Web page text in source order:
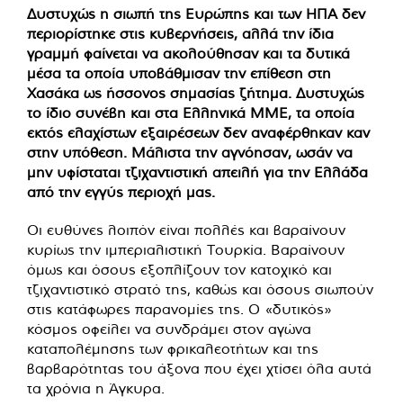
Δυστυχώς η σιωπή της Ευρώπης και των ΗΠΑ δεν
περιορίστηκε στις κυβερνήσεις, αλλά την ίδια
γραμμή φαίνεται να ακολούθησαν και τα δυτικά
μέσα τα οποία υποβάθμισαν την επίθεση στη
Χασάκα ως ήσσονος σημασίας ζήτημα. Δυστυχώς
το ίδιο συνέβη και στα Ελληνικά ΜΜΕ, τα οποία
εκτός ελαχίστων εξαιρέσεων δεν αναφέρθηκαν καν
στην υπόθεση. Μάλιστα την αγνόησαν, ωσάν να
μην υφίσταται τζιχαντιστική απειλή για την Ελλάδα
από την εγγύς περιοχή μας.
Οι ευθύνες λοιπόν είναι πολλές και βαραίνουν
κυρίως την ιμπεριαλιστική Τουρκία. Βαραίνουν
όμως και όσους εξοπλίζουν τον κατοχικό και
τζιχαντιστικό στρατό της, καθώς και όσους σιωπούν
στις κατάφωρες παρανομίες της. Ο «δυτικός»
κόσμος οφείλει να συνδράμει στον αγώνα
καταπολέμησης των φρικαλεοτήτων και της
βαρβαρότητας του άξονα που έχει χτίσει όλα αυτά
τα χρόνια η Άγκυρα.